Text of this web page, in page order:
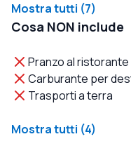
Mostra tutti (7)
Cosa NON include
Pranzo al
Carburante per
Trasporti a terra
Mostra tutti (4)